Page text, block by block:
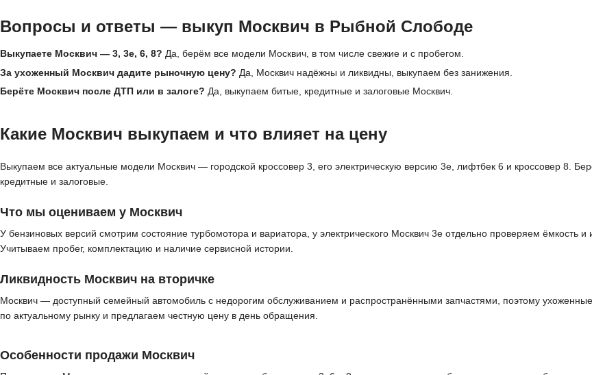
Вопросы и ответы — выкуп Москвич в Рыбной Слободе
Выкупаете Москвич — 3, 3е, 6, 8? Да, берём все модели Москвич, в том числе свежие и с пробегом.
За ухоженный Москвич дадите рыночную цену? Да, Москвич надёжны и ликвидны, выкупаем без занижения.
Берёте Москвич после ДТП или в залоге? Да, выкупаем битые, кредитные и залоговые Москвич.
Какие Москвич выкупаем и что влияет на цену
Выкупаем все актуальные модели Москвич — городской кроссовер 3, его электрическую версию 3е, лифтбек 6 и кроссовер 8.
кредитные и залоговые.
Что мы оцениваем у Москвич
У бензиновых версий смотрим состояние турбомотора и вариатора, у электрического Москвич 3е отдельно проверяем ёмкость и
Учитываем пробег, комплектацию и наличие сервисной истории.
Ликвидность Москвич на вторичке
Москвич — доступный семейный автомобиль с недорогим обслуживанием и распространёнными запчастями, поэтому
по актуальному рынку и предлагаем честную цену в день обращения.
Особенности продажи Москвич